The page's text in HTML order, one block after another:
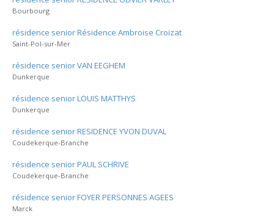
Bourbourg
résidence senior Résidence Ambroise Croizat
Saint-Pol-sur-Mer
résidence senior VAN EEGHEM
Dunkerque
résidence senior LOUIS MATTHYS
Dunkerque
résidence senior RESIDENCE YVON DUVAL
Coudekerque-Branche
résidence senior PAUL SCHRIVE
Coudekerque-Branche
résidence senior FOYER PERSONNES AGEES
Marck